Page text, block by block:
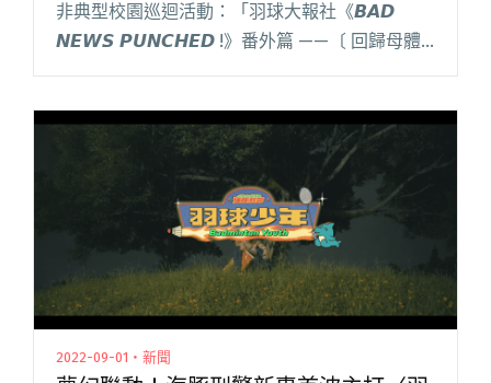
非典型校園巡迴活動：「羽球大報社《𝘽𝘼𝘿
𝙉𝙀𝙒𝙎 𝙋𝙐𝙉𝘾𝙃𝙀𝘿 !》番外篇 ——〔 回歸母體
〕:: 延畢生の大運動會 ♡♡」，維持著一貫的無
旨，搭閱讀全文 "「樂團圈戴資穎」伍悅與團員
征戰母校！海豚刑警校園巡迴紀錄短片上線"
2022-09-01・新聞